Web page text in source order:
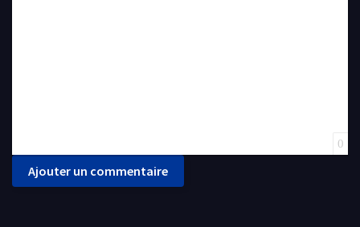
0
Ajouter un commentaire